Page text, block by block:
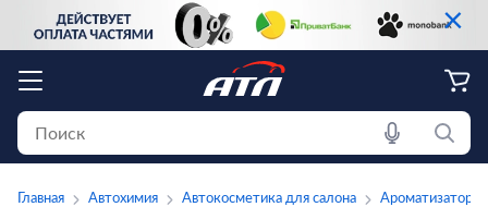
×
Главная Автохимия Автокосметика для салона Ароматизаторы